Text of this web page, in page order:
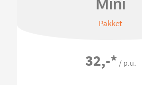
Mini
Pakket
32,-* / p.u.